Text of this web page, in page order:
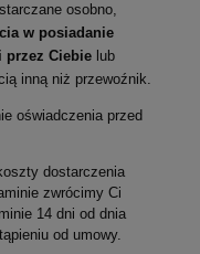
osobno,
w posiadanie
przez Ciebie lub
inną niż przewoźnik.
oświadczenia przed
dostarczenia
zwrócimy Ci
14 dni od dnia
od umowy.